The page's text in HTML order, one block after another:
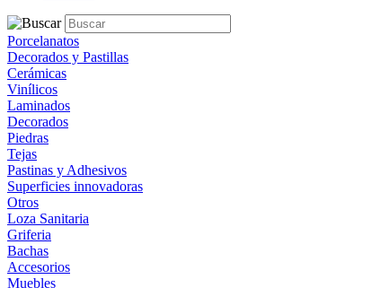
Porcelanatos
Decorados y Pastillas
Cerámicas
Vinílicos
Laminados
Decorados
Piedras
Tejas
Pastinas y Adhesivos
Superficies innovadoras
Otros
Loza Sanitaria
Griferia
Bachas
Accesorios
Muebles